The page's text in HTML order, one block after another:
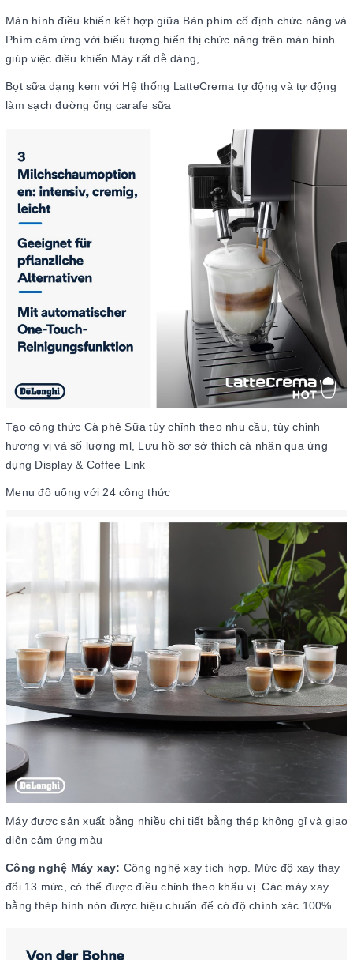
Màn hình điều khiển kết hợp giữa Bàn phím cố định chức năng và
Phím cảm ứng với biểu tượng hiển thị chức năng trên màn hình
giúp việc điều khiển Máy rất dễ dàng,
Bọt sữa dạng kem với Hệ thống LatteCrema tự động và tự động
làm sạch đường ống carafe sữa
Tạo công thức Cà phê Sữa tùy chỉnh theo nhu cầu, tùy chỉnh
hương vị và số lượng ml, Lưu hồ sơ sở thích cá nhân qua ứng
dụng Display & Coffee Link
Menu đồ uống với 24 công thức
Máy được sản xuất bằng nhiều chi tiết bằng thép không gỉ và giao
diện cảm ứng màu
Công nghệ Máy xay: Công nghệ xay tích hợp. Mức độ xay thay
đổi 13 mức, có thể được điều chỉnh theo khẩu vị. Các máy xay
bằng thép hình nón được hiệu chuẩn để có độ chính xác 100%.